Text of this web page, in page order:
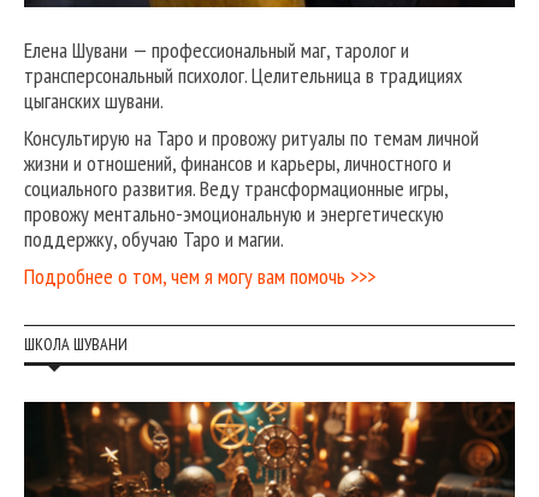
Елена Шувани — профессиональный маг, таролог и
трансперсональный психолог. Целительница в традициях
цыганских шувани.
Консультирую на Таро и провожу ритуалы по темам личной
жизни и отношений, финансов и карьеры, личностного и
социального развития. Веду трансформационные игры,
провожу ментально-эмоциональную и энергетическую
поддержку, обучаю Таро и магии.
Подробнее о том, чем я могу вам помочь >>>
ШКОЛА ШУВАНИ